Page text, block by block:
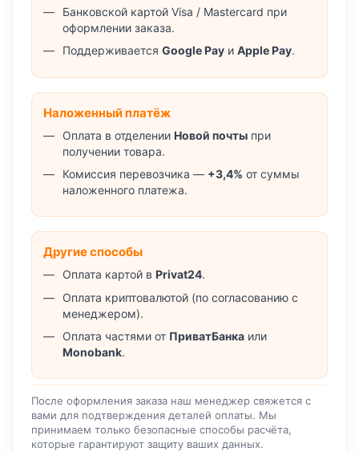
Банковской картой Visa / Mastercard при
оформлении заказа.
Поддерживается Google Pay и Apple Pay.
Наложенный платёж
Оплата в отделении Новой почты при
получении товара.
Комиссия перевозчика — +3,4% от суммы
наложенного платежа.
Другие способы
Оплата картой в Privat24.
Оплата криптовалютой (по согласованию с
менеджером).
Оплата частями от ПриватБанка или
Monobank.
После оформления заказа наш менеджер свяжется с
вами для подтверждения деталей оплаты. Мы
принимаем только безопасные способы расчёта,
которые гарантируют защиту ваших данных.